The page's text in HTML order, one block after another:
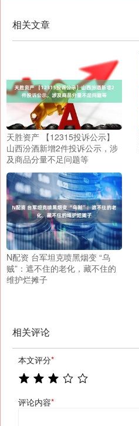
相关文章
天胜资产 【12315投诉公示】
山西汾酒新增2件投诉公示，涉
及商品分量不足问题等
N配资 台军坦克喷黑烟变 “乌
贼”：遮不住的老化，藏不住的
维护烂摊子
相关评论
本文评分*
评论内容*